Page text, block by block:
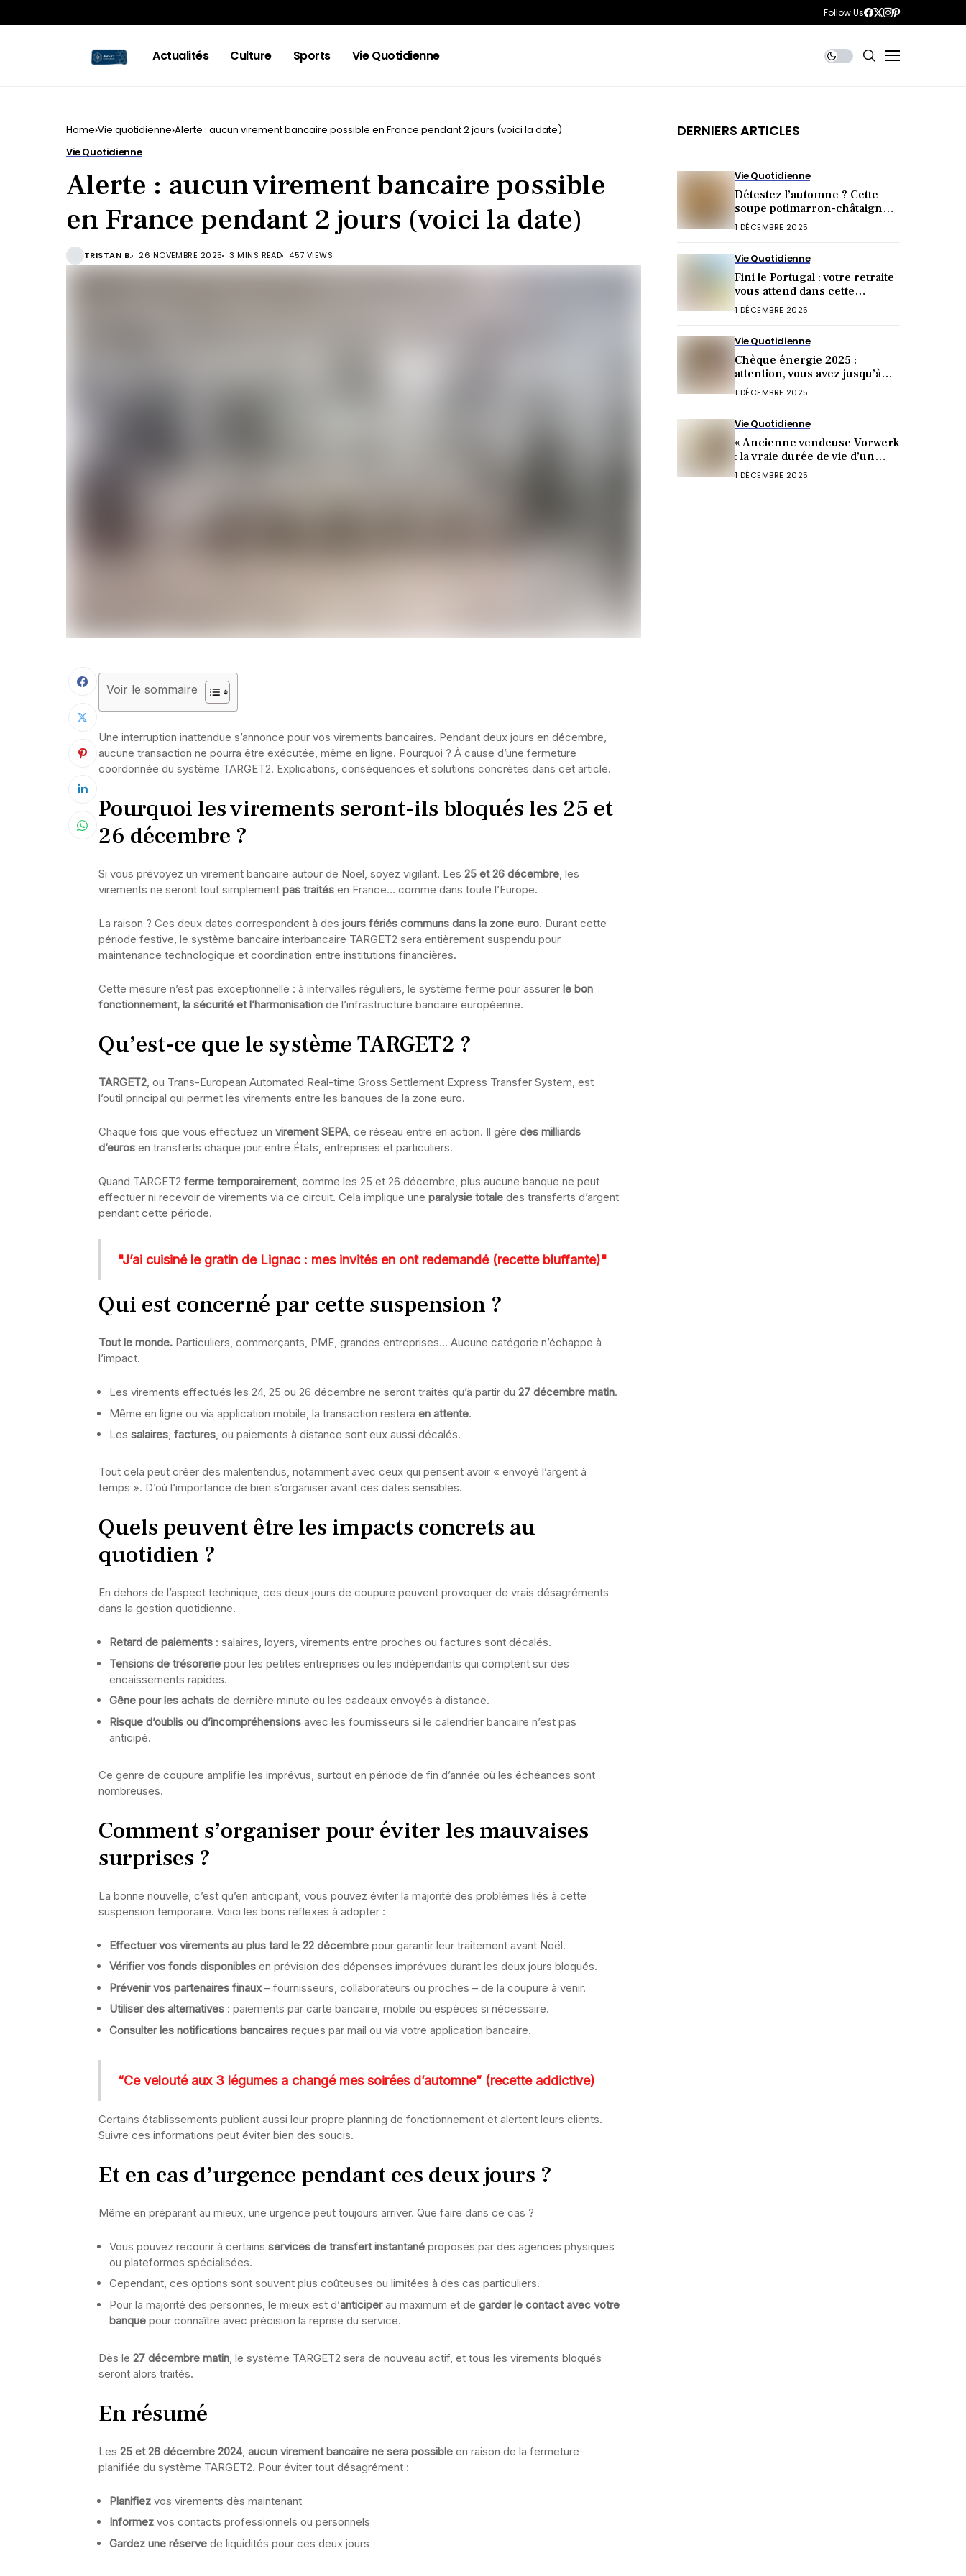
Follow Us
Actualités Culture Sports Vie Quotidienne
Home Vie quotidienne Alerte : aucun virement bancaire possible en France pendant 2 jours (voici la date)
Vie Quotidienne
Alerte : aucun virement bancaire possible
en France pendant 2 jours (voici la date)
TRISTAN B. 26 NOVEMBRE 2025 3 MINS READ 457 VIEWS
Voir le sommaire
Une interruption inattendue s’annonce pour vos virements bancaires. Pendant deux jours en décembre,
aucune transaction ne pourra être exécutée, même en ligne. Pourquoi ? À cause d’une fermeture
coordonnée du système TARGET2. Explications, conséquences et solutions concrètes dans cet article.
Pourquoi les virements seront-ils bloqués les 25 et
26 décembre ?
Si vous prévoyez un virement bancaire autour de Noël, soyez vigilant. Les 25 et 26 décembre, les
virements ne seront tout simplement pas traités en France… comme dans toute l’Europe.
La raison ? Ces deux dates correspondent à des jours fériés communs dans la zone euro. Durant cette
période festive, le système bancaire interbancaire TARGET2 sera entièrement suspendu pour
maintenance technologique et coordination entre institutions financières.
Cette mesure n’est pas exceptionnelle : à intervalles réguliers, le système ferme pour assurer le bon
fonctionnement, la sécurité et l’harmonisation de l’infrastructure bancaire européenne.
Qu’est-ce que le système TARGET2 ?
TARGET2, ou Trans-European Automated Real-time Gross Settlement Express Transfer System, est
l’outil principal qui permet les virements entre les banques de la zone euro.
Chaque fois que vous effectuez un virement SEPA, ce réseau entre en action. Il gère des milliards
d’euros en transferts chaque jour entre États, entreprises et particuliers.
Quand TARGET2 ferme temporairement, comme les 25 et 26 décembre, plus aucune banque ne peut
effectuer ni recevoir de virements via ce circuit. Cela implique une paralysie totale des transferts d’argent
pendant cette période.
"J’ai cuisiné le gratin de Lignac : mes invités en ont redemandé (recette bluffante)"
Qui est concerné par cette suspension ?
Tout le monde. Particuliers, commerçants, PME, grandes entreprises… Aucune catégorie n’échappe à
l’impact.
Les virements effectués les 24, 25 ou 26 décembre ne seront traités qu’à partir du 27 décembre matin.
Même en ligne ou via application mobile, la transaction restera en attente.
Les salaires, factures, ou paiements à distance sont eux aussi décalés.
Tout cela peut créer des malentendus, notamment avec ceux qui pensent avoir « envoyé l’argent à
temps ». D’où l’importance de bien s’organiser avant ces dates sensibles.
Quels peuvent être les impacts concrets au
quotidien ?
En dehors de l’aspect technique, ces deux jours de coupure peuvent provoquer de vrais désagréments
dans la gestion quotidienne.
Retard de paiements : salaires, loyers, virements entre proches ou factures sont décalés.
Tensions de trésorerie pour les petites entreprises ou les indépendants qui comptent sur des
encaissements rapides.
Gêne pour les achats de dernière minute ou les cadeaux envoyés à distance.
Risque d’oublis ou d’incompréhensions avec les fournisseurs si le calendrier bancaire n’est pas
anticipé.
Ce genre de coupure amplifie les imprévus, surtout en période de fin d’année où les échéances sont
nombreuses.
Comment s’organiser pour éviter les mauvaises
surprises ?
La bonne nouvelle, c’est qu’en anticipant, vous pouvez éviter la majorité des problèmes liés à cette
suspension temporaire. Voici les bons réflexes à adopter :
Effectuer vos virements au plus tard le 22 décembre pour garantir leur traitement avant Noël.
Vérifier vos fonds disponibles en prévision des dépenses imprévues durant les deux jours bloqués.
Prévenir vos partenaires finaux– fournisseurs, collaborateurs ou proches – de la coupure à venir.
Utiliser des alternatives : paiements par carte bancaire, mobile ou espèces si nécessaire.
Consulter les notifications bancaires reçues par mail ou via votre application bancaire.
“Ce velouté aux 3 légumes a changé mes soirées d’automne” (recette addictive)
Certains établissements publient aussi leur propre planning de fonctionnement et alertent leurs clients.
Suivre ces informations peut éviter bien des soucis.
Et en cas d’urgence pendant ces deux jours ?
Même en préparant au mieux, une urgence peut toujours arriver. Que faire dans ce cas ?
Vous pouvez recourir à certains services de transfert instantané proposés par des agences physiques
ou plateformes spécialisées.
Cependant, ces options sont souvent plus coûteuses ou limitées à des cas particuliers.
Pour la majorité des personnes, le mieux est d’anticiperau maximum et de garder le contact avec votre
banque pour connaître avec précision la reprise du service.
Dès le 27 décembre matin , le système TARGET2 sera de nouveau actif, et tous les virements bloqués
seront alors traités.
En résumé
Les 25 et 26 décembre 2024, aucun virement bancaire ne sera possible en raison de la fermeture
planifiée du système TARGET2. Pour éviter tout désagrément :
Planifiez vos virements dès maintenant
Informez vos contacts professionnels ou personnels
Gardez une réserve de liquidités pour ces deux jours
DERNIERS ARTICLES
Vie Quotidienne
Détestez l’automne ? Cette
soupe potimarron-châtaignes
va tout changer !
1 DÉCEMBRE 2025
Vie Quotidienne
Fini le Portugal : votre retraite
vous attend dans cette
destination inattendue (et
1 DÉCEMBRE 2025
Vie Quotidienne
Chèque énergie 2025 :
attention, vous avez jusqu’à
cette date pour toucher 277 €
1 DÉCEMBRE 2025
Vie Quotidienne
« Ancienne vendeuse Vorwerk
: la vraie durée de vie d’un
Thermomix choque »
1 DÉCEMBRE 2025